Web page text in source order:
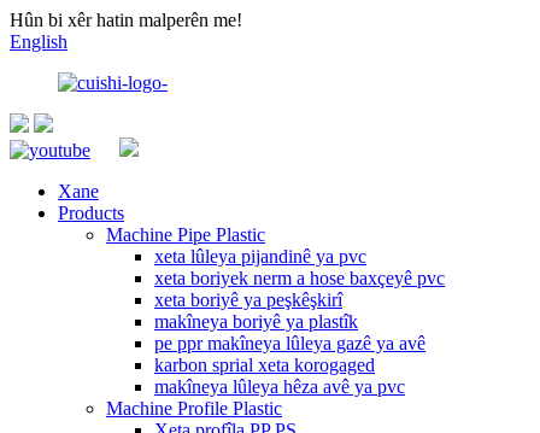
Hûn bi xêr hatin malperên me!
English
Xane
Products
Machine Pipe Plastic
xeta lûleya pijandinê ya pvc
xeta boriyek nerm a hose baxçeyê pvc
xeta boriyê ya peşkêşkirî
makîneya boriyê ya plastîk
pe ppr makîneya lûleya gazê ya avê
karbon sprial xeta korogaged
makîneya lûleya hêza avê ya pvc
Machine Profile Plastic